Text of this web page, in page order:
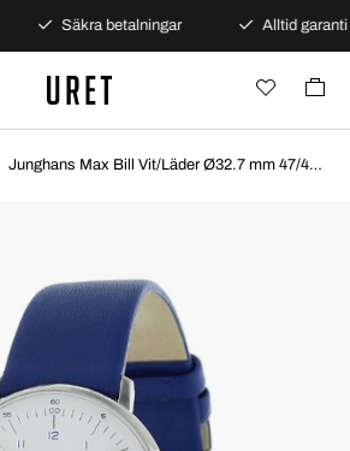
Säkra betalningar Alltid garanti
Junghans Max Bill Vit/Läder Ø32.7 mm 47/4540.02